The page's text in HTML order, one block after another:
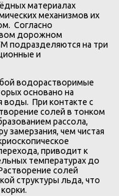
материалах
механизмов их
Согласно
дорожном
подразделяются на три
и
водорастворимые
основано на
воды. При контакте с
солей в тонком
рассола,
замерзания, чем чистая
приводит к
температурах до
солей
структуры льда, что